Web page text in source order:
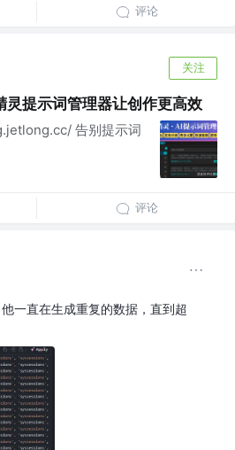
评论
关注
灵提示词管理器让创作更高效
告别提示词
评论
一直在生成重复的数据，直到超